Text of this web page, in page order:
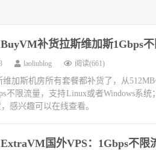
BuyVM补货拉斯维加斯1Gbps
laoliublog 阅读(661)
维加斯机房所有套餐都补货了，从
不限流量，支持Linux或者Windows系
感兴趣可以在线查看。
ExtraVM国外VPS：1Gbps不限